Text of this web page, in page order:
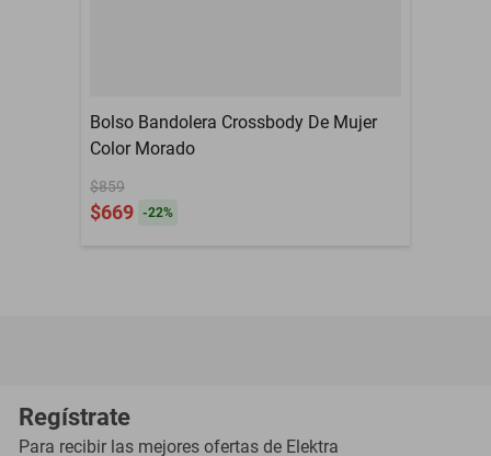
Bolso Bandolera Crossbody De Mujer
Color Morado
$859
$669 -22%
Regístrate
Para recibir las mejores ofertas de Elektra